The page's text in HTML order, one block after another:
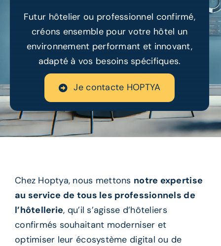
Ressources
Futur hôtelier ou professionnel confirmé,
créons ensemble pour votre hôtel un
environnement performant et innovant,
adapté à vos besoins spécifiques.
Je contacte HOPTYA
Chez Hoptya, nous mettons notre expertise
au service de tous les professionnels de
l’hôtellerie, qu’il s’agisse d’hôteliers
confirmés souhaitant moderniser et
optimiser leur écosystème digital ou de